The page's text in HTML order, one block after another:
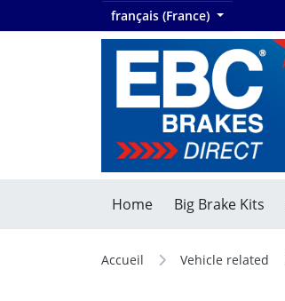
français (France)
Home Big Brake Kits
Accueil Vehicle related